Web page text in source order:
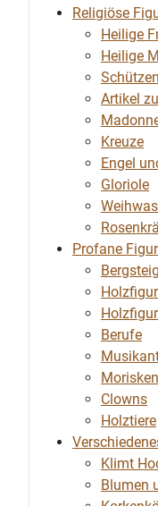
Religiöse
Heilige
Heilige
Artikel
Kreuze
Engel
Gloriole
Profane
Berufe
Clowns
Holztiere
Klimt
Blumen